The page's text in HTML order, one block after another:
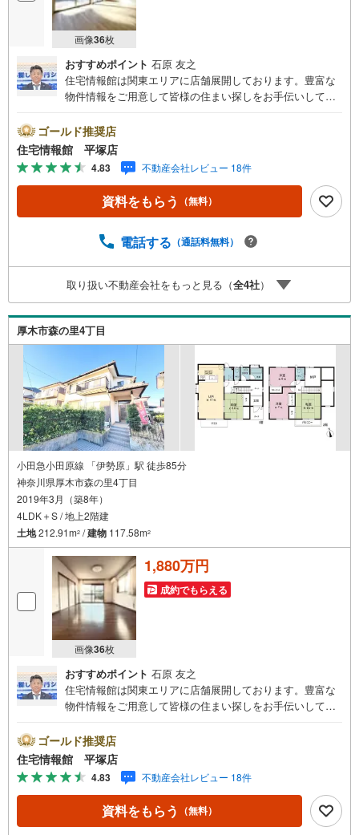
画像36枚
おすすめポイント 石原 友之
住宅情報館は関東エリアに店舗展開しております。豊富な
物件情報をご用意して皆様の住まい探しをお手伝いしてお
さい。住宅ローン相談会も同時開催中無理のない住宅ロー
ンの試算やご購入の際にかかる諸費用の概算も行っており
ます。しっかりとした資金計画のアドバイスをさせて頂き
ますので、お気軽にご相談ください。
ゴールド推奨店
住宅情報館 平塚店
4.83 不動産会社レビュー 18件
資料をもらう （無料）
電話する （通話料無料）
取り扱い不動産会社をもっと見る（全4社）
厚木市森の里4丁目
小田急小田原線 「伊勢原」駅 徒歩85分
神奈川県厚木市森の里4丁目
2019年3月（築8年）
4LDK＋S / 地上2階建
土地212.91m2 /建物 117.58m2
画像36枚
1,880万円
成約でもらえる
おすすめポイント 石原 友之
住宅情報館は関東エリアに店舗展開しております。豊富な
物件情報をご用意して皆様の住まい探しをお手伝いしてお
さい。住宅ローン相談会も同時開催中無理のない住宅ロー
ンの試算やご購入の際にかかる諸費用の概算も行っており
ます。しっかりとした資金計画のアドバイスをさせて頂き
ますので、お気軽にご相談ください。
ゴールド推奨店
住宅情報館 平塚店
4.83 不動産会社レビュー 18件
資料をもらう （無料）